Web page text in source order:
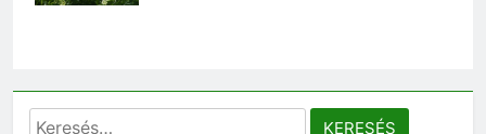
Keresés: